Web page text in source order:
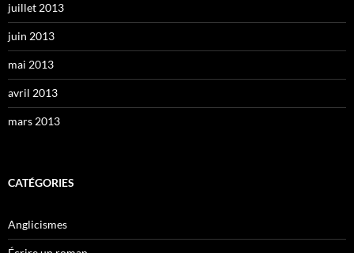
juillet 2013
juin 2013
mai 2013
avril 2013
mars 2013
CATÉGORIES
Anglicismes